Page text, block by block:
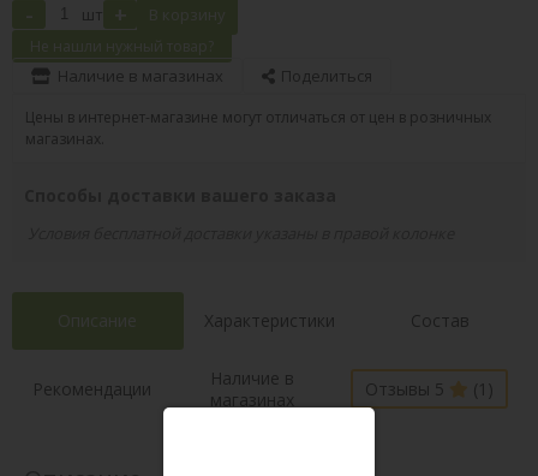
- шт + В корзину
Не нашли нужный товар?
Наличие в магазинах Поделиться
Цены в интернет-магазине могут отличаться от цен в розничных
магазинах.
Описание Характеристики Состав
Рекомендации
Наличие в
магазинах
Отзывы 5 (1)